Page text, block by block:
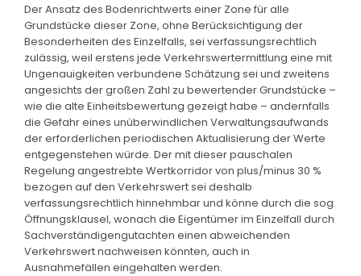
Der Ansatz des Bodenrichtwerts einer Zone für alle
Grundstücke dieser Zone, ohne Berücksichtigung der
Besonderheiten des Einzelfalls, sei verfassungsrechtlich
zulässig, weil erstens jede Verkehrswertermittlung eine mit
Ungenauigkeiten verbundene Schätzung sei und zweitens
angesichts der großen Zahl zu bewertender Grundstücke –
wie die alte Einheitsbewertung gezeigt habe – andernfalls
die Gefahr eines unüberwindlichen Verwaltungsaufwands
der erforderlichen periodischen Aktualisierung der Werte
entgegenstehen würde. Der mit dieser pauschalen
Regelung angestrebte Wertkorridor von plus/minus 30 %
bezogen auf den Verkehrswert sei deshalb
verfassungsrechtlich hinnehmbar und könne durch die sog.
Öffnungsklausel, wonach die Eigentümer im Einzelfall durch
Sachverständigengutachten einen abweichenden
Verkehrswert nachweisen könnten, auch in
Ausnahmefällen eingehalten werden.